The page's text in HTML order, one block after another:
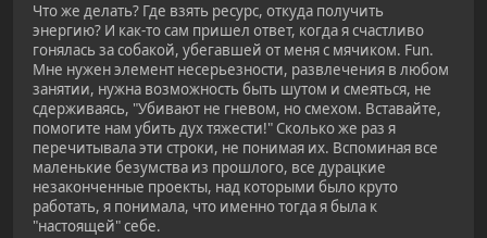
Что же делать? Где взять ресурс, откуда получить
энергию? И как-то сам пришел ответ, когда я счастливо
гонялась за собакой, убегавшей от меня с мячиком. Fun.
Мне нужен элемент несерьезности, развлечения в любом
занятии, нужна возможность быть шутом и смеяться, не
сдерживаясь, "Убивают не гневом, но смехом. Вставайте,
помогите нам убить дух тяжести!" Сколько же раз я
перечитывала эти строки, не понимая их. Вспоминая все
маленькие безумства из прошлого, все дурацкие
незаконченные проекты, над которыми было круто
работать, я понимала, что именно тогда я была к
"настоящей" себе.